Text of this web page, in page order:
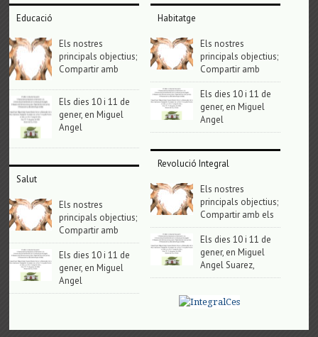
Educació
Els nostres
principals objectius;
Compartir amb
Els dies 10 i 11 de
gener, en Miguel
Angel
Salut
Els nostres
principals objectius;
Compartir amb
Els dies 10 i 11 de
gener, en Miguel
Angel
Habitatge
Els nostres
principals objectius;
Compartir amb
Els dies 10 i 11 de
gener, en Miguel
Angel
Revolució Integral
Els nostres
principals objectius;
Compartir amb els
Els dies 10 i 11 de
gener, en Miguel
Angel Suarez,